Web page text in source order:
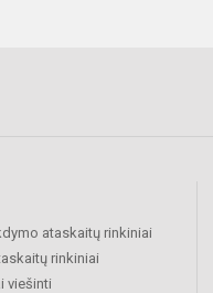
ataskaitų rinkiniai
rinkiniai
viešinti